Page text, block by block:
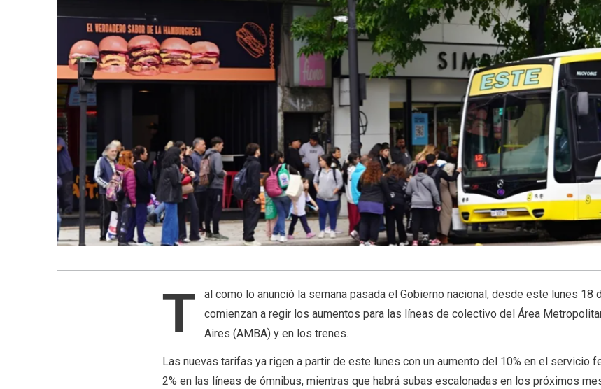
T
al como lo anunció la semana pasada el Gobierno nacional, desde este lunes 18
comienzan a regir los aumentos para las líneas de colectivo del Área
Aires (AMBA) y en los trenes.
Las nuevas tarifas ya rigen a partir de este lunes con un aumento del 10% en el servicio
2% en las líneas de ómnibus, mientras que habrá subas escalonadas en los próximos